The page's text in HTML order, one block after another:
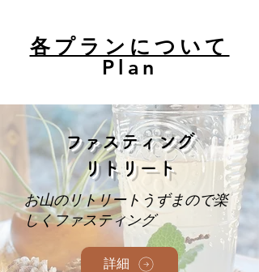
各プランについて
Plan​​
​ファスティング
リトリート
お山のリトリートうずまので楽
しくファスティング
詳細